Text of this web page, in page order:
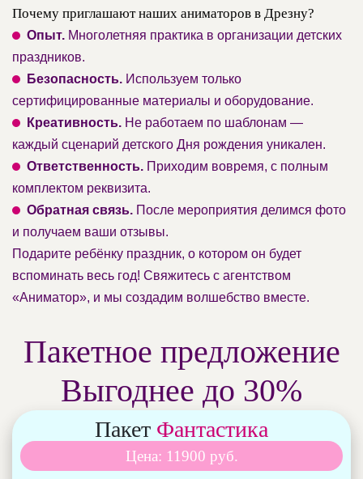
Почему приглашают наших аниматоров в Дрезну?
Опыт. Многолетняя практика в организации детских
праздников.
Безопасность. Используем только
сертифицированные материалы и оборудование.
Креативность. Не работаем по шаблонам —
каждый сценарий детского Дня рождения уникален.
Ответственность. Приходим вовремя, с полным
комплектом реквизита.
Обратная связь. После мероприятия делимся фото
и получаем ваши отзывы.
Подарите ребёнку праздник, о котором он будет
вспоминать весь год! Свяжитесь с агентством
«Аниматор», и мы создадим волшебство вместе.
Пакетное предложение
Выгоднее до 30%
Пакет Фантастика
Цена: 11900 руб.